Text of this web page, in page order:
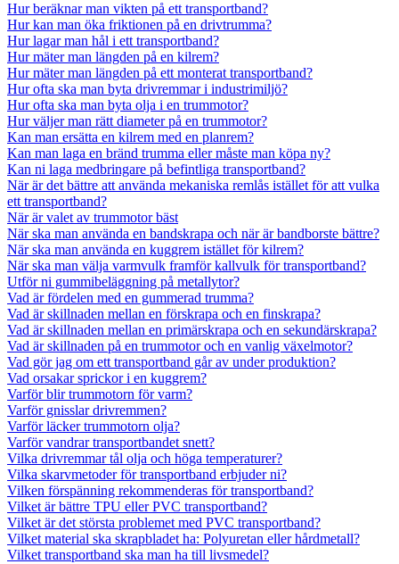
Hur beräknar man vikten på ett transportband?
Hur kan man öka friktionen på en drivtrumma?
Hur lagar man hål i ett transportband?
Hur mäter man längden på en kilrem?
Hur mäter man längden på ett monterat transportband?
Hur ofta ska man byta drivremmar i industrimiljö?
Hur ofta ska man byta olja i en trummotor?
Hur väljer man rätt diameter på en trummotor?
Kan man ersätta en kilrem med en planrem?
Kan man laga en bränd trumma eller måste man köpa ny?
Kan ni laga medbringare på befintliga transportband?
När är det bättre att använda mekaniska remlås istället för att vulka
ett transportband?
När är valet av trummotor bäst
När ska man använda en bandskrapa och när är bandborste bättre?
När ska man använda en kuggrem istället för kilrem?
När ska man välja varmvulk framför kallvulk för transportband?
Utför ni gummibeläggning på metallytor?
Vad är fördelen med en gummerad trumma?
Vad är skillnaden mellan en förskrapa och en finskrapa?
Vad är skillnaden mellan en primärskrapa och en sekundärskrapa?
Vad är skillnaden på en trummotor och en vanlig växelmotor?
Vad gör jag om ett transportband går av under produktion?
Vad orsakar sprickor i en kuggrem?
Varför blir trummotorn för varm?
Varför gnisslar drivremmen?
Varför läcker trummotorn olja?
Varför vandrar transportbandet snett?
Vilka drivremmar tål olja och höga temperaturer?
Vilka skarvmetoder för transportband erbjuder ni?
Vilken förspänning rekommenderas för transportband?
Vilket är bättre TPU eller PVC transportband?
Vilket är det största problemet med PVC transportband?
Vilket material ska skrapbladet ha: Polyuretan eller hårdmetall?
Vilket transportband ska man ha till livsmedel?